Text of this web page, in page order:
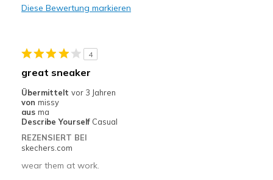
Travel
Width
Feels true to width
Sizing
View On Shoes
I'm Into Shoes
Diese Bewertung markieren
4
great sneaker
Übermittelt vor 3 Jahren
von missy
aus ma
Describe Yourself Casual
REZENSIERT BEI
skechers.com
wear them at work.